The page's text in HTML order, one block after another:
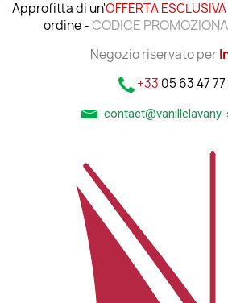
Approfitta di un'OFFERTA
ordine -CODICE
Negozio riservato per
+33 05 63 47